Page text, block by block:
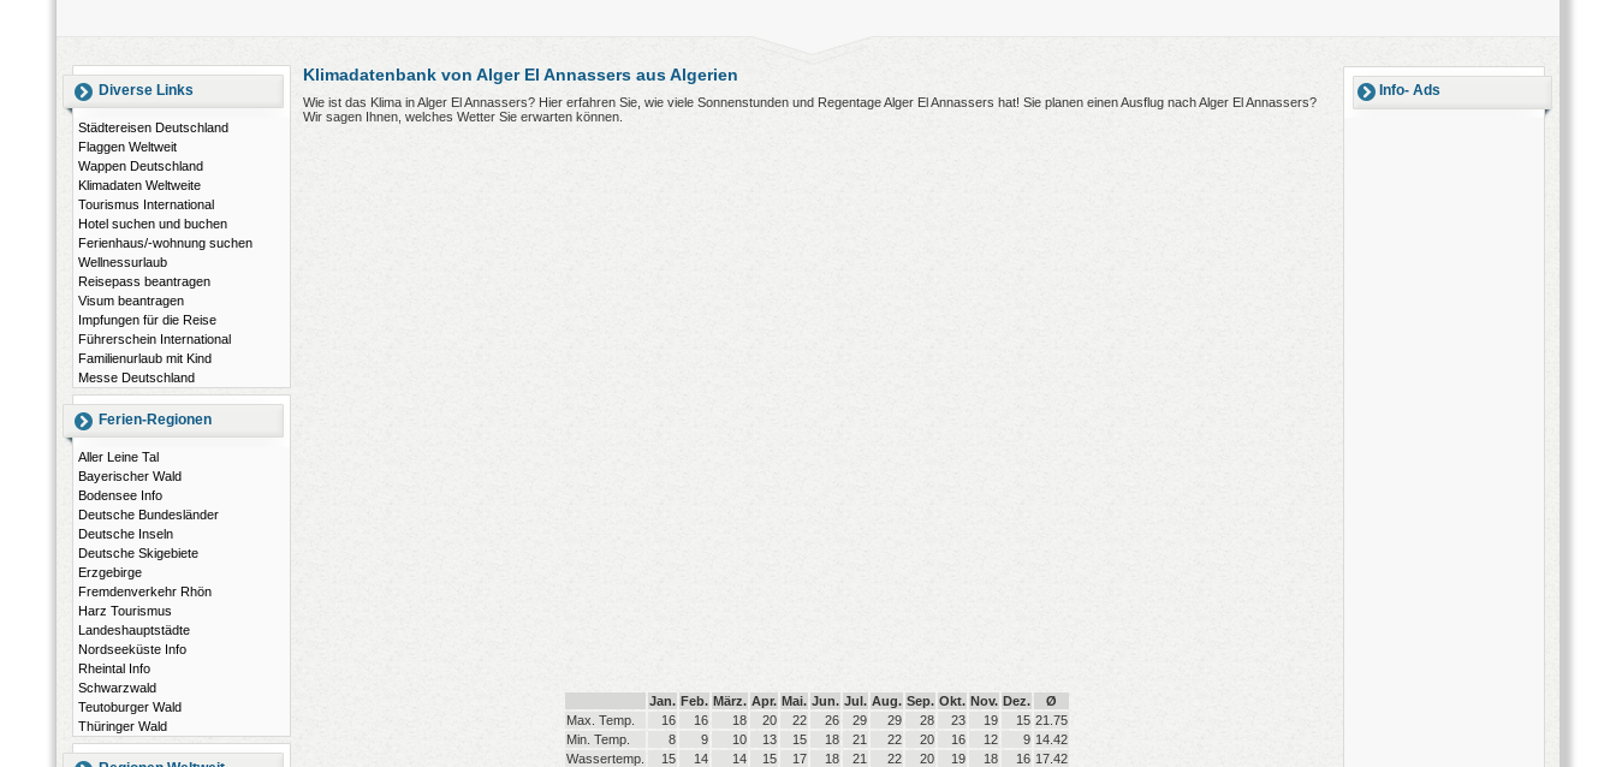
Diverse Links
Städtereisen Deutschland
Flaggen Weltweit
Wappen Deutschland
Klimadaten Weltweite
Tourismus International
Hotel suchen und buchen
Ferienhaus/-wohnung suchen
Wellnessurlaub
Reisepass beantragen
Visum beantragen
Impfungen für die Reise
Führerschein International
Familienurlaub mit Kind
Messe Deutschland
Ferien-Regionen
Aller Leine Tal
Bayerischer Wald
Bodensee Info
Deutsche Bundesländer
Deutsche Inseln
Deutsche Skigebiete
Erzgebirge
Fremdenverkehr Rhön
Harz Tourismus
Landeshauptstädte
Nordseeküste Info
Rheintal Info
Schwarzwald
Teutoburger Wald
Thüringer Wald
Info- Ads
Klimadatenbank von Alger El Annassers aus Algerien
Wie ist das Klima in Alger El Annassers? Hier erfahren Sie, wie viele Sonnenstunden und Regentage Alger El Annassers hat! Sie planen einen Ausflug nach Alger El Annassers?
Wir sagen Ihnen, welches Wetter Sie erwarten können.
Jan. Feb. März. Apr. Mai. Jun. Jul. Aug. Sep. Okt. Nov. Dez.
Ø
Max. Temp.
16 16 18 20 22 26 29 29 28 23 19 15 21.75
Min. Temp.
8 9 10 13 15 18 21 22 20 16 12 9 14.42
Wassertemp.
15 14 14 15 17 18 21 22 20 19 18 16 17.42